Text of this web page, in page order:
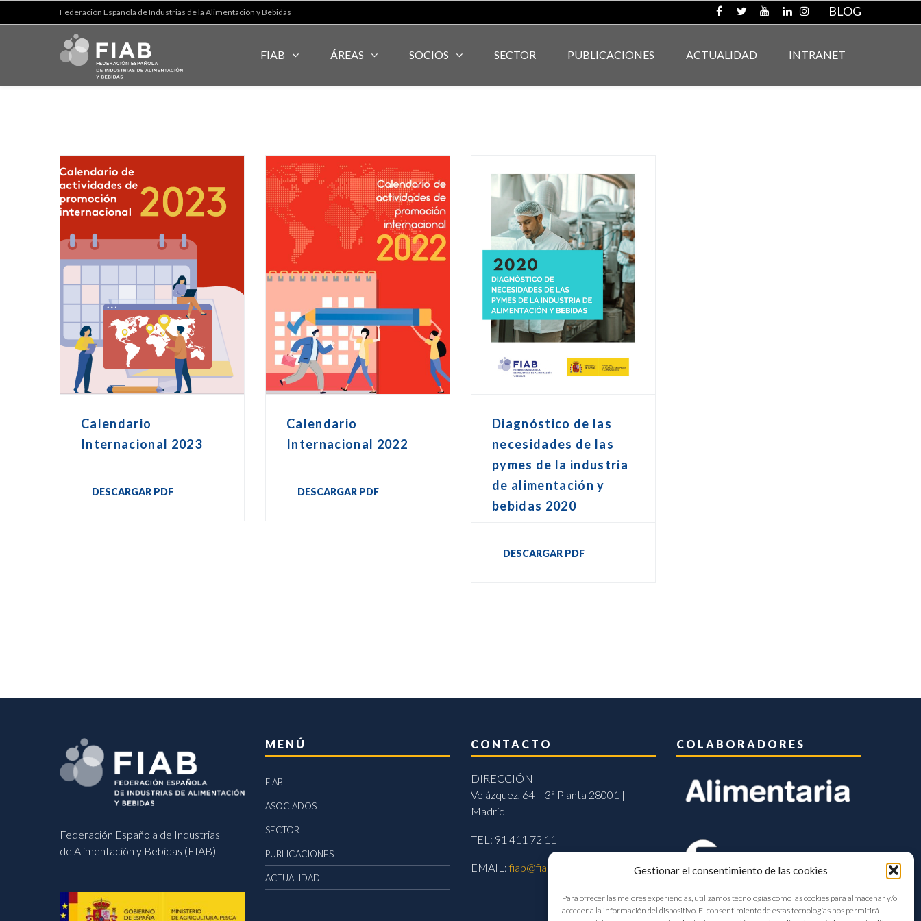
Gestionar el consentimiento de las cookies
Para ofrecer las mejores experiencias, utilizamos tecnologías como las cookies para almacenar y/o
acceder a la información del dispositivo. El consentimiento de estas tecnologías nos permitirá
Federación Española de Industrias de la Alimentación y Bebidas BLOG
FIAB ÁREAS SOCIOS SECTOR PUBLICACIONES ACTUALIDAD INTRANET
Calendario
Internacional 2023
DESCARGAR PDF
Calendario
Internacional 2022
DESCARGAR PDF
Diagnóstico de las
necesidades de las
pymes de la industria
de alimentación y
bebidas 2020
DESCARGAR PDF
Federación Española de Industrias
de Alimentación y Bebidas (FIAB)
MENÚ
FIAB
ASOCIADOS
SECTOR
PUBLICACIONES
ACTUALIDAD
CONTACTO
DIRECCIÓN
Velázquez, 64 – 3ª Planta 28001 |
Madrid
TEL: 91 411 72 11
EMAIL:fiab@fiab.es
COLABORADORES